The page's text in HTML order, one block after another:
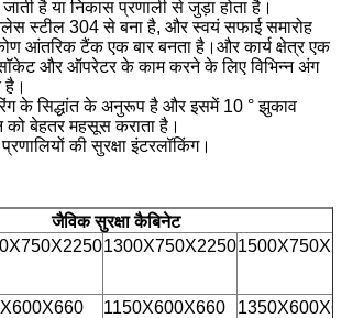
है या निकास प्रणाली से जुड़ा होता है।
स्टील 304 से बना है, और स्वयं सफाई समारोह
आंतरिक टैंक एक बार बनता है।और कार्य क्षेत्र एक
और ऑपरेटर के काम करने के लिए विभिन्न अंग
है।
के सिद्धांत के अनुरूप है और इसमें 10 ° झुकाव
बेहतर महसूस कराता है।
की सुरक्षा इंटरलॉकिंग।
जैविक सुरक्षा कैबिनेट
1300X750X2250
1150X600X660